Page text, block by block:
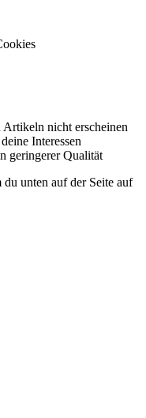
nicht erscheinen
Interessen
geringerer Qualität
unten auf der Seite auf